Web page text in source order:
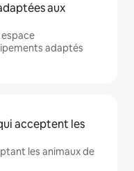
aux
adaptés
acceptent les
les animaux de